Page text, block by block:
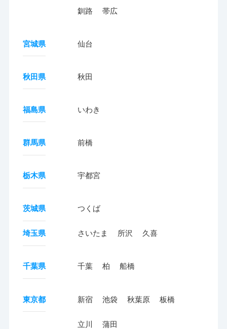
釧路 帯広
宮城県 仙台
秋田県 秋田
福島県 いわき
群馬県 前橋
栃木県 宇都宮
茨城県 つくば
埼玉県 さいたま 所沢 久喜
千葉県 千葉 柏 船橋
東京都 新宿 池袋 秋葉原 板橋
立川 蒲田